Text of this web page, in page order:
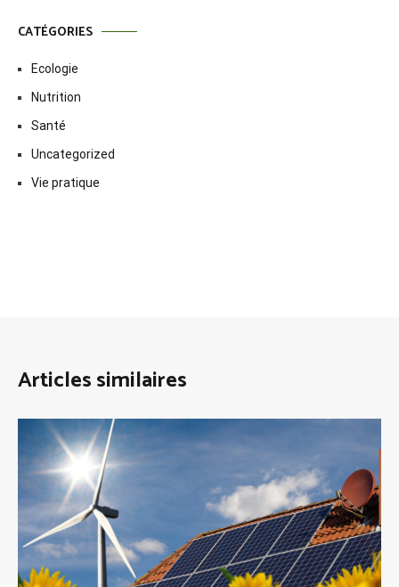
CATÉGORIES
Ecologie
Nutrition
Santé
Uncategorized
Vie pratique
Articles similaires